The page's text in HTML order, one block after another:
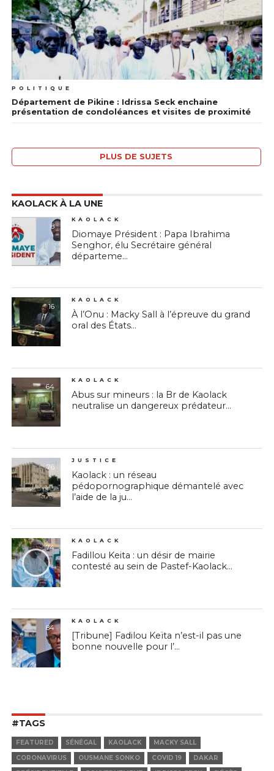
POLITIQUE
Département de Pikine : Idrissa Seck enchaine
présentation de condoléances et visites de proximité
PLUS DE SUJETS
KAOLACK À LA UNE
8
KAOLACK
Diomaye Président : Papa Ibrahima
Senghor, élu Secrétaire général
départeme...
16
KAOLACK
À l’Onu : Macky Sall à l’épreuve du grand
oral des États...
64
KAOLACK
Abus sur mineurs : la Br de Kaolack
neutralise un dangereux prédateur...
76
JUSTICE
Kaolack : un réseau
pédopornographique démantelé avec
l’aide de la ju...
74
KAOLACK
Fadillou Keita : un désir de mairie
contesté au sein de Pastef-Kaolack...
84
KAOLACK
[Tribune] Fadilou Keïta n’est-il pas une
bonne nouvelle pour l’...
#TAGS
FEATURED SÉNÉGAL KAOLACK
MACKY SALL
CORONAVIRUS
OUSMANE SONKO COVID 19
DAKAR